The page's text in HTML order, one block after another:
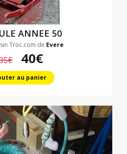
ANNEE 50
Troc.com de Evere
40€
au panier